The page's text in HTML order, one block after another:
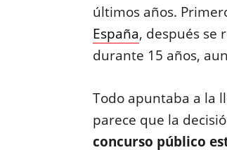
últimos años.
España, después se
durante 15 años,
Todo apuntaba a la
parece que la
concurso público